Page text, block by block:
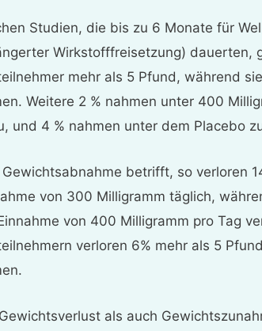
Studien, die bis zu 6 Monate für
Wirkstofffreisetzung) dauerten,
mehr als 5 Pfund, während
Weitere 2 % nahmen unter 400
und 4 % nahmen unter dem Placebo
Gewichtsabnahme betrifft, so verloren
von 300 Milligramm täglich,
von 400 Milligramm pro Tag
verloren 6% mehr als 5
als auch